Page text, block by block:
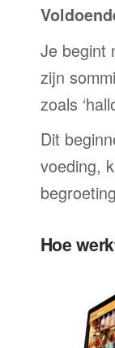
Je begint
zijn
zoals
Dit
voeding,
Hoe